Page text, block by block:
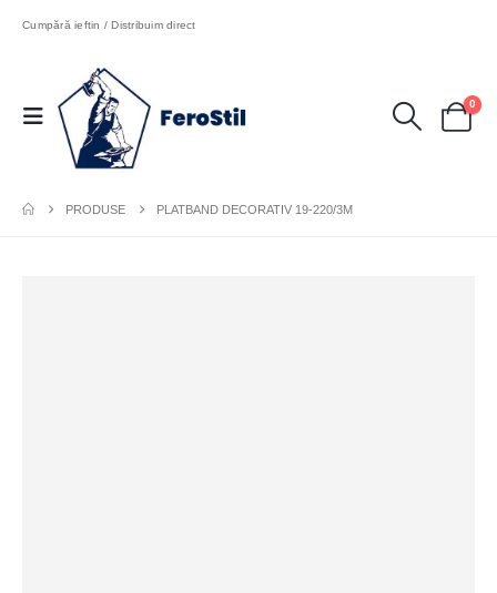
Cumpără ieftin / Distribuim direct
0
PRODUSE PLATBAND DECORATIV 19-220/3M